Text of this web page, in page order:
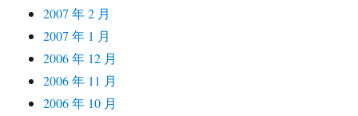
2007 年 2 月
2007 年 1 月
2006 年 12 月
2006 年 11 月
2006 年 10 月